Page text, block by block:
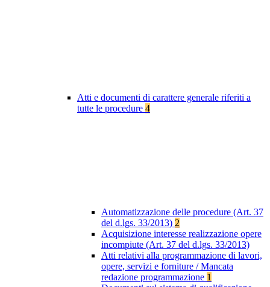
Atti e documenti di carattere generale riferiti a
tutte le procedure 4
Automatizzazione delle procedure (Art. 37
del d.lgs. 33/2013) 2
Acquisizione interesse realizzazione opere
incompiute (Art. 37 del d.lgs. 33/2013)
Atti relativi alla programmazione di lavori,
opere, servizi e forniture / Mancata
redazione programmazione 1